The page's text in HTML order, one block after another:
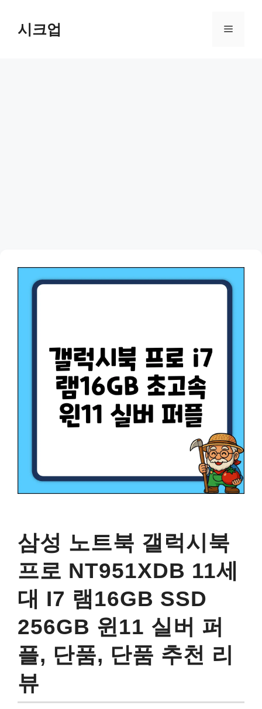
시크업 메
삼성 노트북 갤럭시북
프로 NT951XDB 11세
대 I7 램16GB SSD
256GB 윈11 실버 퍼
플, 단품, 단품 추천 리
뷰